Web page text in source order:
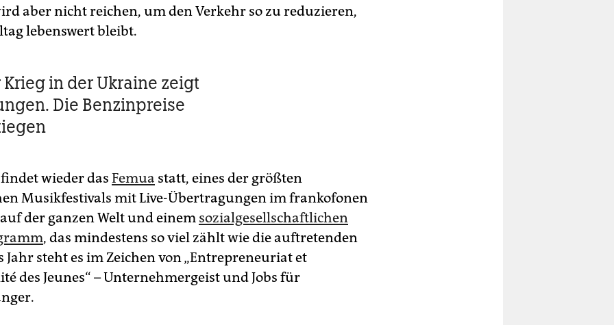
aber nicht reichen, um den Verkehr so zu reduzieren,
lebenswert bleibt.
in der Ukraine zeigt
Die Benzinpreise
wieder das Femua statt, eines der größten
Musikfestivals mit Live-Übertragungen im frankofonen
der ganzen Welt und einem sozialgesellschaftlichen
, das mindestens so viel zählt wie die auftretenden
Jahr steht es im Zeichen von „Entrepreneuriat et
des Jeunes“ – Unternehmergeist und Jobs für